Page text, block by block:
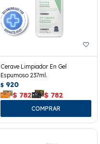
Cerave Limpiador En Gel
Espumoso 237ml.
$ 920
$ 782 $ 782